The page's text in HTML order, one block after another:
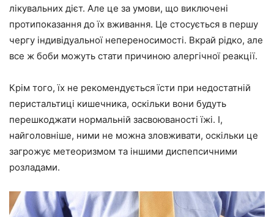
лікувальних дієт. Але це за умови, що виключені
протипоказання до їх вживання. Це стосується в першу
чергу індивідуальної непереносимості. Вкрай рідко, але
все ж боби можуть стати причиною алергічної реакції.
Крім того, їх не рекомендується їсти при недостатній
перистальтиці кишечника, оскільки вони будуть
перешкоджати нормальній засвоюваності їжі. І,
найголовніше, ними не можна зловживати, оскільки це
загрожує метеоризмом та іншими диспепсичними
розладами.